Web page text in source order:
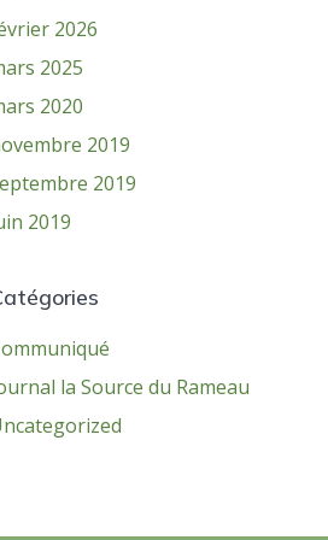
2026
2025
2020
2019
2019
2019
la Source du Rameau